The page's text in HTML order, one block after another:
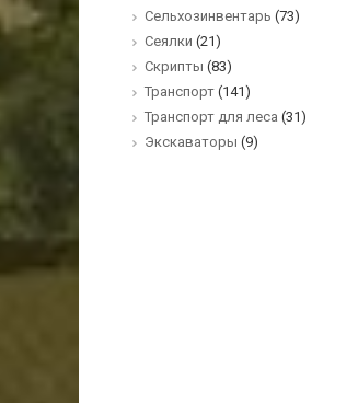
Сельхозинвентарь (73)
Сеялки (21)
Скрипты (83)
Транспорт (141)
Транспорт для леса (31)
Экскаваторы (9)